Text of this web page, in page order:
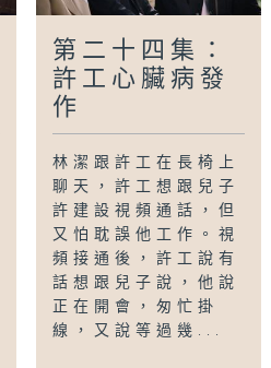
第二十四集：
許工心臟病發
作
林潔跟許工在長椅上
聊天，許工想跟兒子
許建設視頻通話，但
又怕耽誤他工作。視
頻接通後，許工說有
話想跟兒子說，他說
正在開會，匆忙掛
線，又說等過幾...